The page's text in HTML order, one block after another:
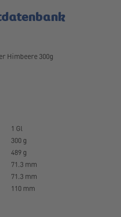
Himbeere 300g
1 Gl
300 g
489 g
71.3 mm
71.3 mm
110 mm